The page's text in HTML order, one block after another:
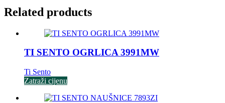
Related products
TI SENTO OGRLICA 3991MW
Ti Sento
Zatraži cijenu